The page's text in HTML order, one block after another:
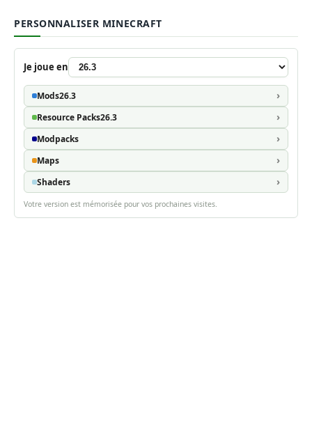
PERSONNALISER MINECRAFT
Je joue en
Mods26.3
Resource Packs26.3
Modpacks
Maps
Shaders
Votre version est mémorisée pour vos prochaines visites.